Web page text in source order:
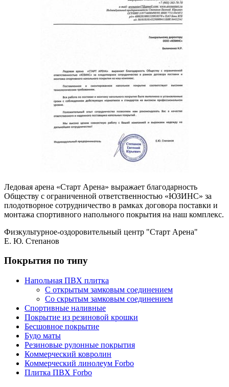
Ледовая арена «Старт Арена» выражает благодарность
Обществу с ограниченной ответственностью «ЮЗИНС» за
плодотворное сотрудничество в рамках договора поставки и
монтажа спортивного напольного покрытия на наш комплекс.
Физкультурное-оздоровительный центр "Старт Арена"
Е. Ю. Степанов
Покрытия по типу
Напольная ПВХ плитка
С открытым замковым соединением
Со скрытым замковым соединением
Спортивные наливные
Покрытие из резиновой крошки
Бесшовное покрытие
Будо маты
Резиновые рулонные покрытия
Коммерческий ковролин
Коммерческий линолеум Forbo
Плитка ПВХ Forbo